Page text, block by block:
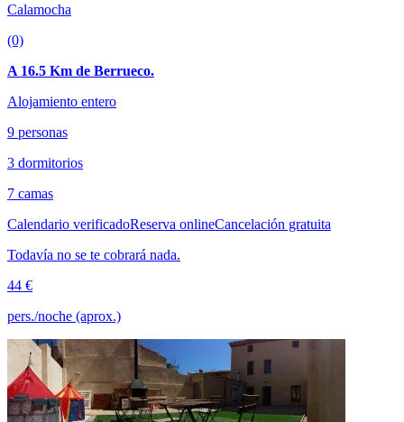
Calamocha
(0)
A 16.5 Km de Berrueco.
Alojamiento entero
9 personas
3 dormitorios
7 camas
Calendario verificadoReserva onlineCancelación gratuita
Todavía no se te cobrará nada.
44 €
pers./noche (aprox.)